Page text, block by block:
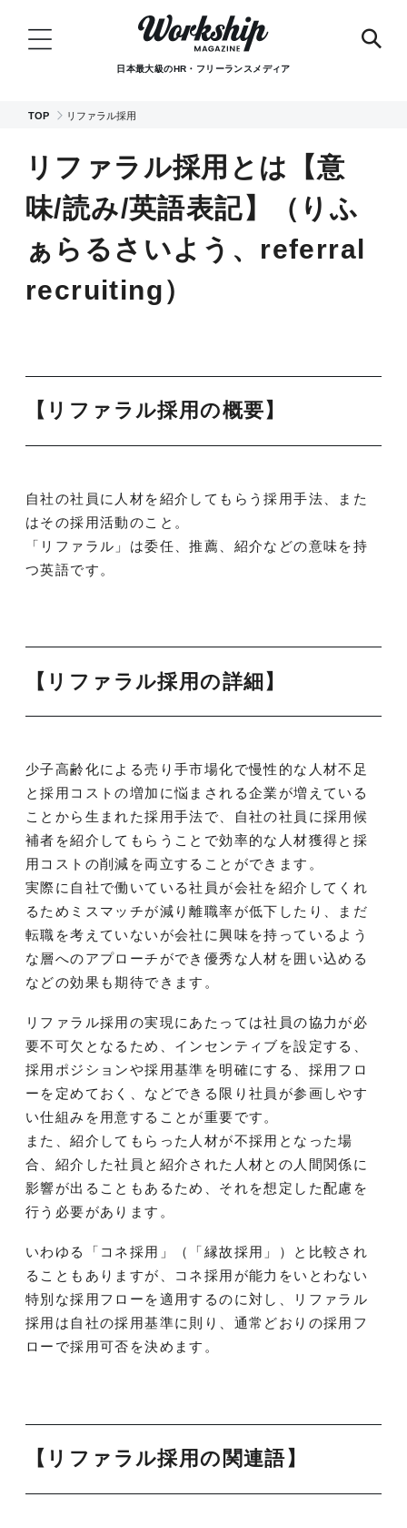
日本最大級のHR・フリーランスメディア
TOP リファラル採用
リファラル採用とは【意
味/読み/英語表記】（りふ
ぁらるさいよう、referral
recruiting）
【リファラル採用の概要】
自社の社員に人材を紹介してもらう採用手法、また
はその採用活動のこと。
「リファラル」は委任、推薦、紹介などの意味を持
つ英語です。
【リファラル採用の詳細】
少子高齢化による売り手市場化で慢性的な人材不足
と採用コストの増加に悩まされる企業が増えている
ことから生まれた採用手法で、自社の社員に採用候
補者を紹介してもらうことで効率的な人材獲得と採
用コストの削減を両立することができます。
実際に自社で働いている社員が会社を紹介してくれ
るためミスマッチが減り離職率が低下したり、まだ
転職を考えていないが会社に興味を持っているよう
な層へのアプローチができ優秀な人材を囲い込める
などの効果も期待できます。
リファラル採用の実現にあたっては社員の協力が必
要不可欠となるため、インセンティブを設定する、
採用ポジションや採用基準を明確にする、採用フロ
ーを定めておく、などできる限り社員が参画しやす
い仕組みを用意することが重要です。
また、紹介してもらった人材が不採用となった場
合、紹介した社員と紹介された人材との人間関係に
影響が出ることもあるため、それを想定した配慮を
行う必要があります。
いわゆる「コネ採用」（「縁故採用」）と比較され
ることもありますが、コネ採用が能力をいとわない
特別な採用フローを適用するのに対し、リファラル
採用は自社の採用基準に則り、通常どおりの採用フ
ローで採用可否を決めます。
【リファラル採用の関連語】